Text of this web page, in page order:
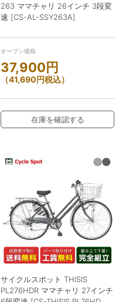
263 ママチャリ 26インチ 3段変
速 [CS-AL-SSY263A]
オープン価格
37,900円
（41,690円税込）
在庫を確認する
サイクルスポット THISIS
PL276HDR ママチャリ 27インチ